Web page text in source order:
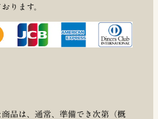
ります。
品は、通常、準備でき次第（概